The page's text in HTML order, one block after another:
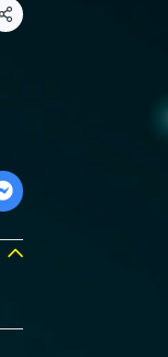
แชร์